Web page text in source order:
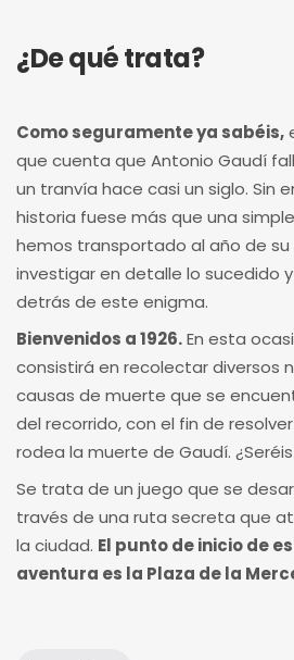
¿De qué trata?
Como seguramente ya sabéis,
que cuenta que Antonio Gaudí
un tranvía hace casi un siglo. Sin
historia fuese más que una
hemos transportado al año de
investigar en detalle lo sucedido
detrás de este enigma.
Bienvenidos a 1926.En esta
consistirá en recolectar diversos
causas de muerte que se
del recorrido, con el fin de
rodea la muerte de Gaudí.
Se trata de un juego que se
través de una ruta secreta que
la ciudad. El punto de inicio de
aventura es la Plaza de la